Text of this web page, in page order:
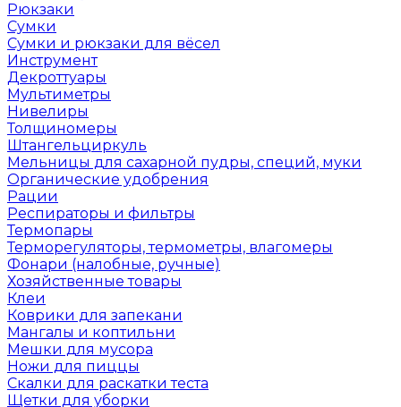
Рюкзаки
Сумки
Сумки и рюкзаки для вёсел
Инструмент
Декроттуары
Мультиметры
Нивелиры
Толщиномеры
Штангельциркуль
Мельницы для сахарной пудры, специй, муки
Органические удобрения
Рации
Респираторы и фильтры
Термопары
Терморегуляторы, термометры, влагомеры
Фонари (налобные, ручные)
Хозяйственные товары
Клеи
Коврики для запекани
Мангалы и коптильни
Мешки для мусора
Ножи для пиццы
Скалки для раскатки теста
Щетки для уборки